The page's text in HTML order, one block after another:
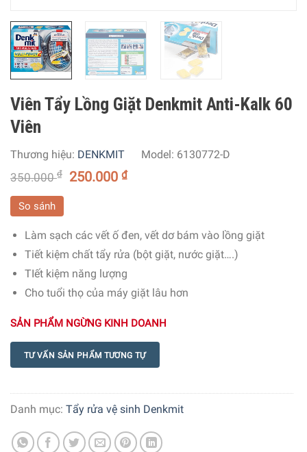
Viên Tẩy Lồng Giặt Denkmit Anti-Kalk 60
Viên
Thương hiệu: DENKMIT Model: 6130772-D
350.000₫ 250.000₫
So sánh
Làm sạch các vết ố đen, vết dơ bám vào lồng giặt
Tiết kiệm chất tẩy rửa (bột giặt, nước giặt….)
TIết kiệm năng lượng
Cho tuổi thọ của máy giặt lâu hơn
SẢN PHẨM NGỪNG KINH DOANH
TƯ VẤN SẢN PHẨM TƯƠNG TỰ
Danh mục: Tẩy rửa vệ sinh Denkmit